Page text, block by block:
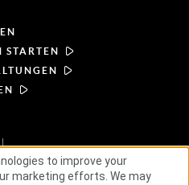
STARTEN
to improve your
marketing efforts. We may